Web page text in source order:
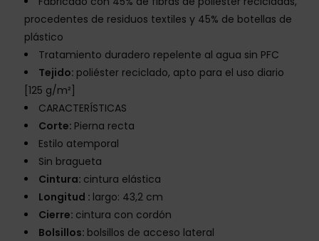
procedentes de residuos textiles y 45% de botellas de
plástico
Tratamiento duradero repelente al agua sin PFC
Tejido: poliéster reciclado, apto para el uso diario
[125 g/m²]
CARACTERÍSTICAS
Corte: Pierna recta
Estilo atemporal
Sin bragueta
Cintura: cintura elástica
Longitud : largo: 43,2 cm
Cierre: cintura con cordón
Bolsillos: bolsillos de acceso lateral